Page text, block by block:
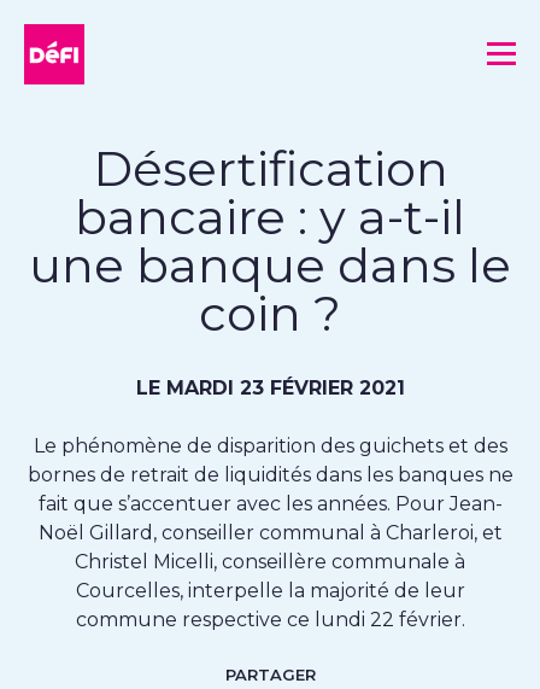
Désertification
bancaire : y a-t-il
une banque dans le
coin ?
LE MARDI 23 FÉVRIER 2021
Le phénomène de disparition des guichets et des
bornes de retrait de liquidités dans les banques ne
fait que s’accentuer avec les années. Pour Jean-
Noël Gillard, conseiller communal à Charleroi, et
Christel Micelli, conseillère communale à
Courcelles, interpelle la majorité de leur
commune respective ce lundi 22 février.
PARTAGER